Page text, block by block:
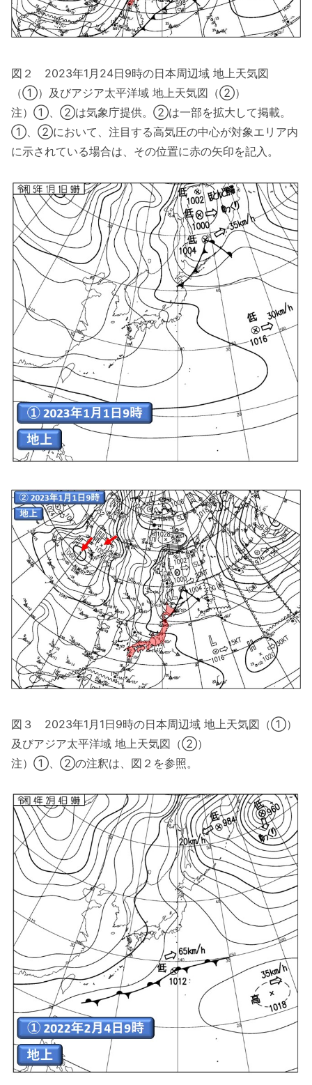
図２ 2023年1月24日9時の日本周辺域 地上天気図
（①）及びアジア太平洋域 地上天気図（②）
注）①、②は気象庁提供。②は一部を拡大して掲載。
①、②において、注目する高気圧の中心が対象エリア内
に示されている場合は、その位置に赤の矢印を記入。
図３ 2023年1月1日9時の日本周辺域 地上天気図（①）
及びアジア太平洋域 地上天気図（②）
注）①、②の注釈は、図２を参照。